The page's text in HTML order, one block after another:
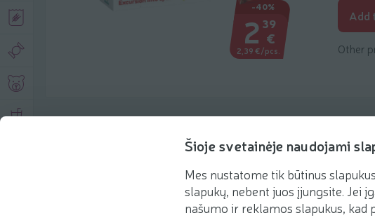
Šioje svetainėje naudojami
Mes nustatome tik būtinus
slapukų, nebent juos įjungsite. Jei
našumo ir reklamos slapukus,
-40%
2 39
€
2,39 €/pcs.
Add
Other
Product description
Recommendations